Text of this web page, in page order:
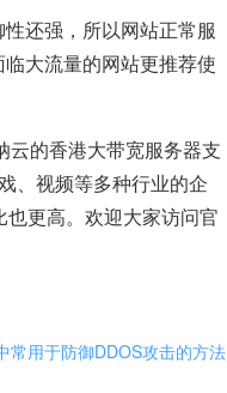
还强，所以网站正常服
大流量的网站更推荐使
云的香港大带宽服务器支
、视频等多种行业的企
更高。欢迎大家访问官
常用于防御DDOS攻击的方法